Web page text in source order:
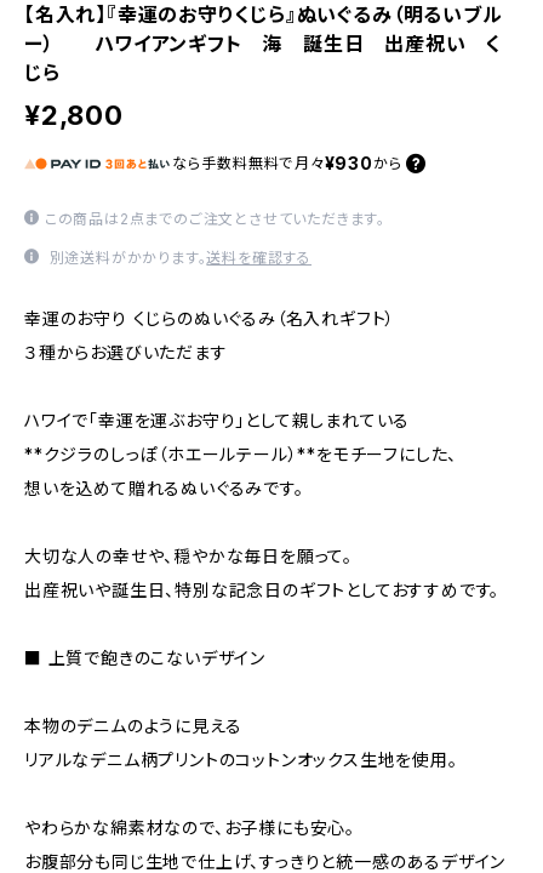
【名入れ】『幸運のお守りくじら』ぬいぐるみ（明るいブル
ー） ハワイアンギフト 海 誕生日 出産祝い く
じら
¥2,800
なら 手数料無料で 月々¥930 から
この商品は2点までのご注文とさせていただきます。
別途送料がかかります。送料を確認する
幸運のお守り くじらのぬいぐるみ（名入れギフト）
３種からお選びいただます
ハワイで「幸運を運ぶお守り」として親しまれている
**クジラのしっぽ（ホエールテール）**をモチーフにした、
想いを込めて贈れるぬいぐるみです。
大切な人の幸せや、穏やかな毎日を願って。
出産祝いや誕生日、特別な記念日のギフトとしておすすめです。
■ 上質で飽きのこないデザイン
本物のデニムのように見える
リアルなデニム柄プリントのコットンオックス生地を使用。
やわらかな綿素材なので、お子様にも安心。
お腹部分も同じ生地で仕上げ、すっきりと統一感のあるデザイン